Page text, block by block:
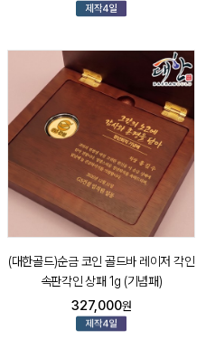
(대한골드)순금 코인 골드바 레이저 각인
속판각인 상패 1g (기념패)
327,000원